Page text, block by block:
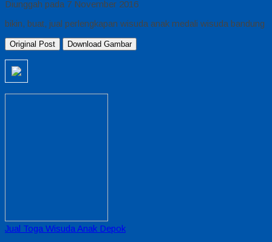
Diunggah pada 7 November 2016
bikin, buat, jual perlengkapan wisuda anak medali wisuda bandung
Original Post Download Gambar
Jual Toga Wisuda Anak Depok